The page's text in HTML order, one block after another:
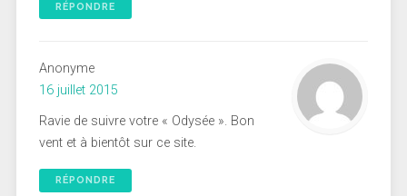
RÉPONDRE
Anonyme
16 juillet 2015
Ravie de suivre votre « Odysée ». Bon
vent et à bientôt sur ce site.
RÉPONDRE